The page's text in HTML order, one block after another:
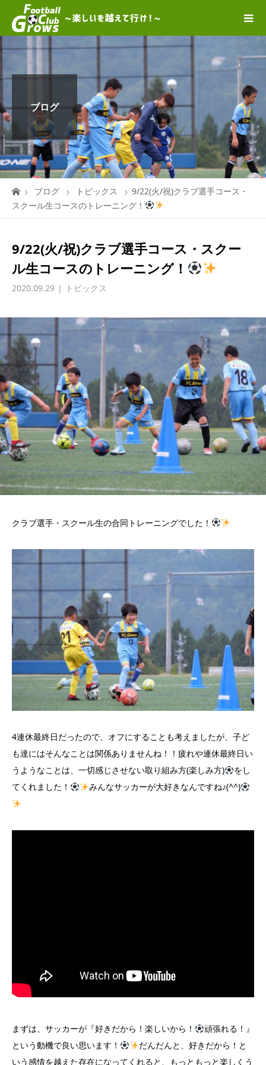
ブログ
ブログ トピックス
9/22(火/祝)クラブ選手コース・
スクール生コースのトレーニング！
9/22(火/祝)クラブ選手コース・スクー
ル生コースのトレーニング！
2020.09.29 トピックス
クラブ選手・スクール生の合同トレーニングでした！
4連休最終日だったので、オフにすることも考えましたが、子ど
も達にはそんなことは関係ありませんね！！疲れや連休最終日い
うようなことは、一切感じさせない取り組み方(楽しみ方)
をし
てくれました！
みんなサッカーが大好きなんですね♪(^^)
まずは、サッカーが『好きだから！楽しいから！
頑張れる！』
という動機で良い思います！
だんだんと、好きだから！と
いう感情を越えた存在になってくれると、もっともっと楽しくう